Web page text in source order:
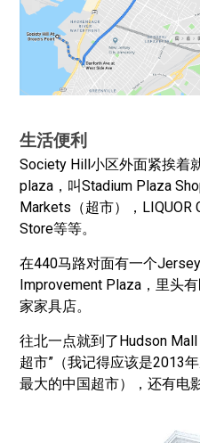
生活便利
Society Hill小区外面紧挨着
plaza，叫Stadium Plaza
Markets（超市），LIQUOR
Store等等。
在440马路对面有一个
Improvement Plaza，里头
家家具店。
往北一点就到了Hudson
超市”（我记得应该是2013
最大的中国超市），还有电